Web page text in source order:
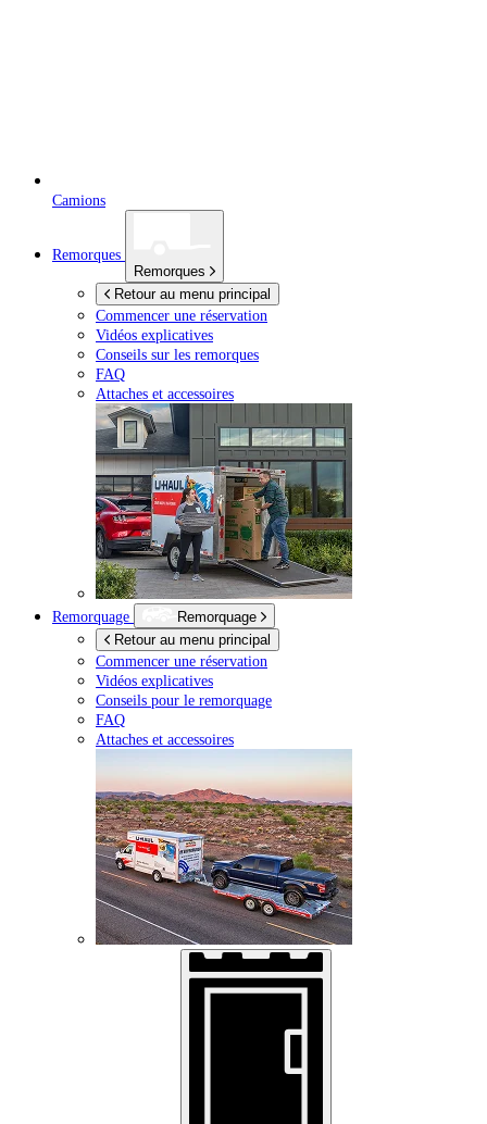
Camions
Remorques
Remorques
Retour au menu principal
Commencer une réservation
Vidéos explicatives
Conseils sur les remorques
FAQ
Attaches et accessoires
Remorquage
Remorquage
Retour au menu principal
Commencer une réservation
Vidéos explicatives
Conseils pour le remorquage
FAQ
Attaches et accessoires